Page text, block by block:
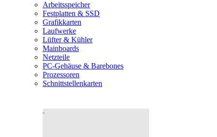
Arbeitsspeicher
Festplatten & SSD
Grafikkarten
Laufwerke
Lüfter & Kühler
Mainboards
Netzteile
PC-Gehäuse & Barebones
Prozessoren
Schnittstellenkarten